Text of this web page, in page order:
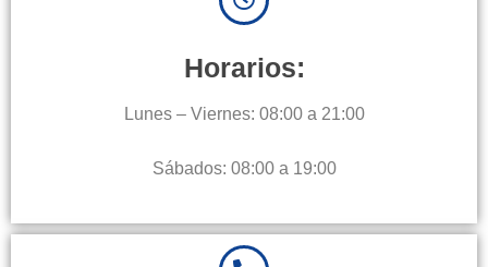
Horarios:
Lunes – Viernes: 08:00 a 21:00
Sábados: 08:00 a 19:00